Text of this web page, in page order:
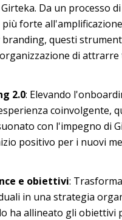
Da un processo di
forte all'amplificazione
questi
di attrarre
2.0: Elevando
coinvolgente,
con l'impegno di
positivo per i nuovi
e obiettivi:
in una strategia
ha allineato gli obiettivi